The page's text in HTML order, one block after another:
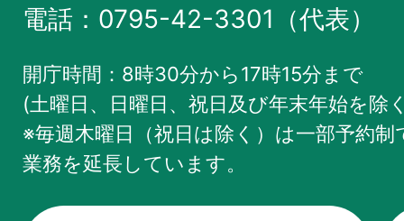
電話：0795-42-3301（代表）
開庁時間：8時30分から17時15分まで
(土曜日、日曜日、祝日及び年末年始を除
※毎週木曜日（祝日は除く）は一部予約
業務を延長しています。